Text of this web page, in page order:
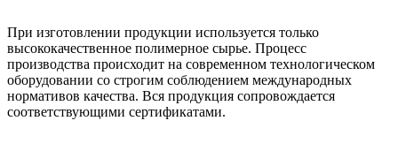
При изготовлении продукции используется только
высококачественное полимерное сырье. Процесс
производства происходит на современном технологическом
оборудовании со строгим соблюдением международных
нормативов качества. Вся продукция сопровождается
соответствующими сертификатами.